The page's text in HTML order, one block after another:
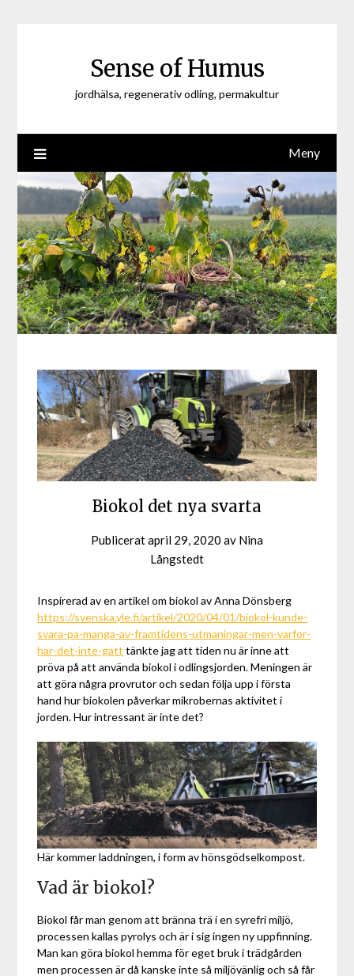
Sense of Humus
jordhälsa, regenerativ odling, permakultur
Meny
Biokol det nya svarta
Publiceratapril 29, 2020 av Nina
Långstedt
Inspirerad av en artikel om biokol av Anna Dönsberg
https://svenska.yle.fi/artikel/2020/04/01/biokol-kunde-
svara-pa-manga-av-framtidens-utmaningar-men-varfor-
har-det-inte-gatt tänkte jag att tiden nu är inne att
pröva på att använda biokol i odlingsjorden. Meningen är
att göra några provrutor och sedan följa upp i första
hand hur biokolen påverkar mikrobernas aktivitet i
jorden. Hur intressant är inte det?
Här kommer laddningen, i form av hönsgödselkompost.
Vad är biokol?
Biokol får man genom att bränna trä i en syrefri miljö,
processen kallas pyrolys och är i sig ingen ny uppfinning.
Man kan göra biokol hemma för eget bruk i trädgården
men processen är då kanske inte så miljövänlig och så får